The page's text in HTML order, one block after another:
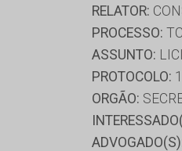
RELATOR:
PROCESSO:
ASSUNTO:
PROTOCOLO:
ORGÃO: